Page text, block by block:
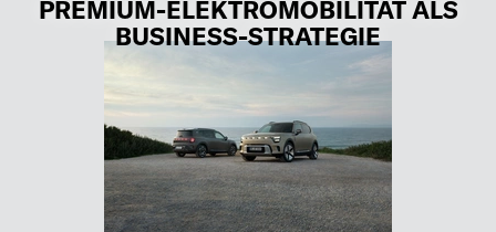
PREMIUM-ELEKTROMOBILITÄT ALS
BUSINESS-STRATEGIE